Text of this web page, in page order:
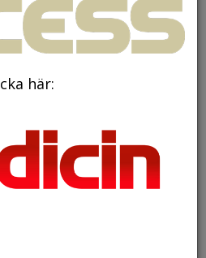
effektivare
stress
här: